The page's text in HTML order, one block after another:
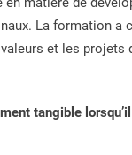
La formation a
et les projets
tangible